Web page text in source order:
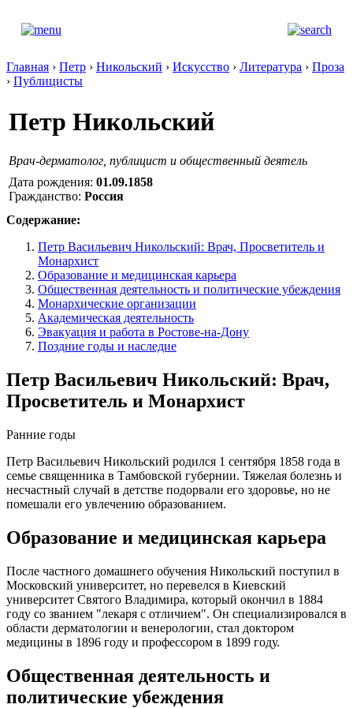
Главная › Петр › Никольский › Искусство › Литература › Проза
› Публицисты
Петр Никольский
Врач-дерматолог, публицист и общественный деятель
Дата рождения: 01.09.1858
Гражданство: Россия
Содержание:
Петр Васильевич Никольский: Врач, Просветитель и
Монархист
Образование и медицинская карьера
Общественная деятельность и политические убеждения
Монархические организации
Академическая деятельность
Эвакуация и работа в Ростове-на-Дону
Поздние годы и наследие
Петр Васильевич Никольский: Врач,
Просветитель и Монархист
Ранние годы
Петр Васильевич Никольский родился 1 сентября 1858 года в
семье священника в Тамбовской губернии. Тяжелая болезнь и
несчастный случай в детстве подорвали его здоровье, но не
помешали его увлечению образованием.
Образование и медицинская карьера
После частного домашнего обучения Никольский поступил в
Московский университет, но перевелся в Киевский
университет Святого Владимира, который окончил в 1884
году со званием "лекаря с отличием". Он специализировался в
области дерматологии и венерологии, стал доктором
медицины в 1896 году и профессором в 1899 году.
Общественная деятельность и
политические убеждения